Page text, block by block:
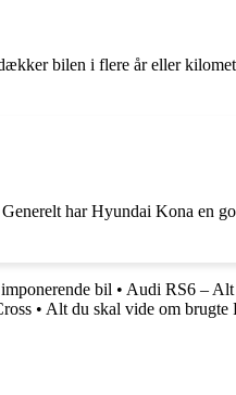
bilen i flere år eller
har Hyundai Kona en
bil • Audi RS6 – Alt
• Alt du skal vide om brugte